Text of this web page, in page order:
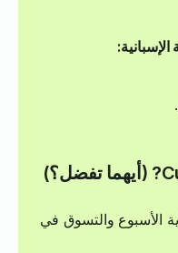
الأسبوع والتسوق في